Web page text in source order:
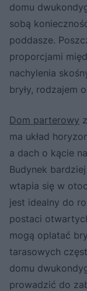
domu
sobą
poddasze.
proporcjami
nachylenia
bryły, rodzajem
Dom parterowy
ma układ
a dach o kącie
Budynek
wtapia się w
jest idealny do
postaci
mogą oplatać
tarasowych
domu
prowadzić do